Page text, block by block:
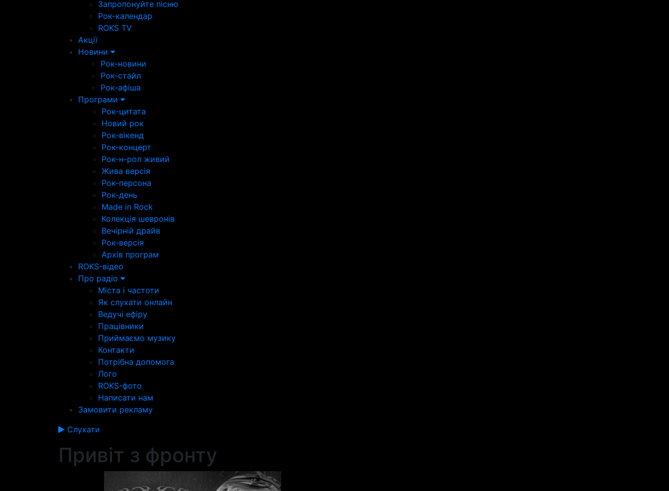
Запропонуйте пісню
Рок-календар
ROKS TV
Акції
Новини
Рок-новини
Рок-стайл
Рок-афіша
Програми
Рок-цитата
Новий рок
Рок-вікенд
Рок-концерт
Рок-н-рол живий
Жива версія
Рок-персона
Рок-день
Made in Rock
Колекція шевронів
Вечірній драйв
Рок-версія
Архів програм
ROKS-відео
Про радіо
Міста і частоти
Як слухати онлайн
Ведучі ефіру
Працівники
Приймаємо музику
Контакти
Потрібна допомога
Лого
ROKS-фото
Написати нам
Замовити рекламу
Слухати
Привіт з фронту